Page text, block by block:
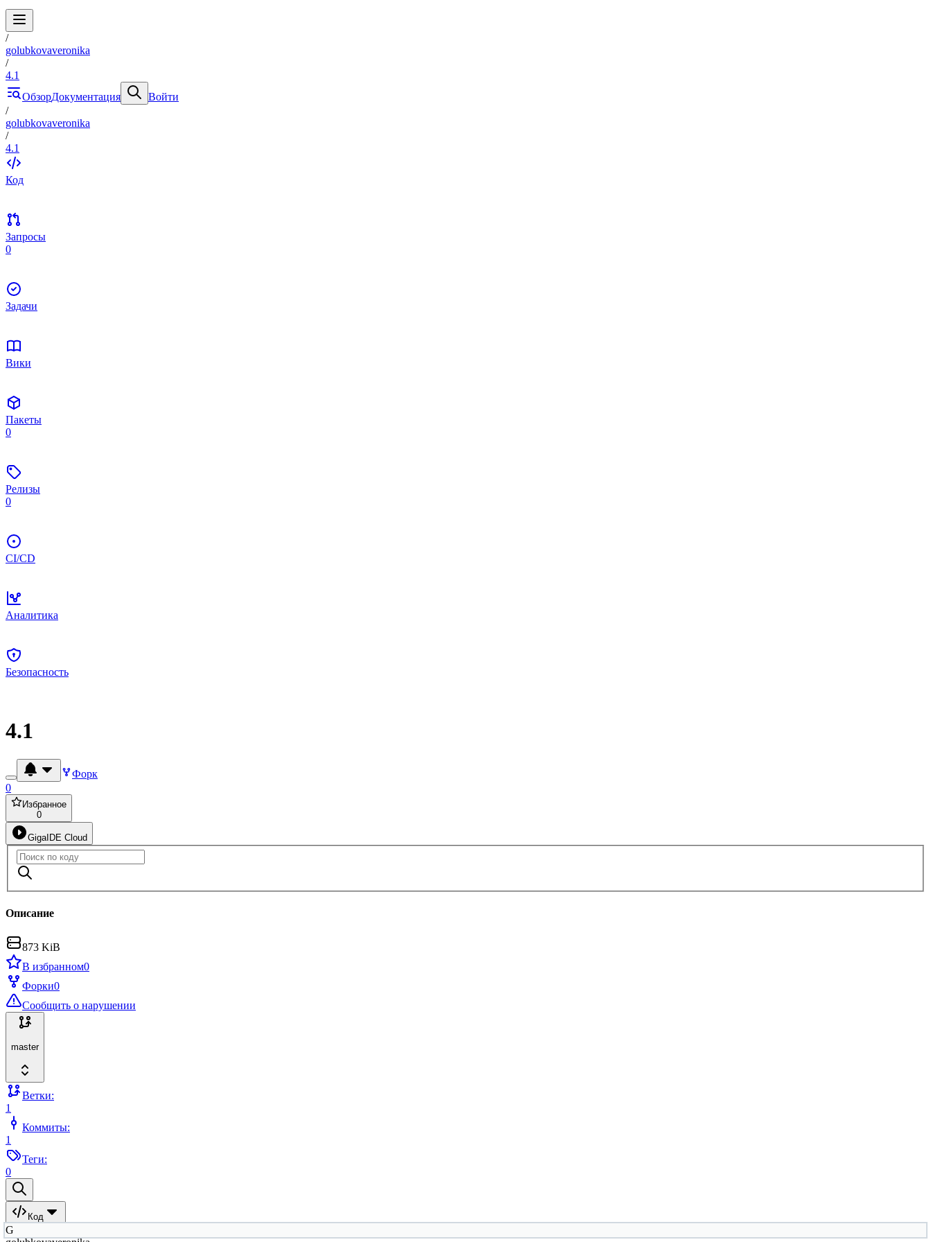
/
golubkovaveronika
/
4.1
ОбзорДокументация
Войти
/
golubkovaveronika
/
4.1
Код
Запросы
0
Задачи
Вики
Пакеты
0
Релизы
0
CI/CD
Аналитика
Безопасность
4.1
Форк
0
Избранное
0
GigaIDE Cloud
Описание
873 KiB
В избранном0
Форки0
Сообщить о нарушении
master
Ветки:
1
Коммиты:
1
Теги:
0
Код
G